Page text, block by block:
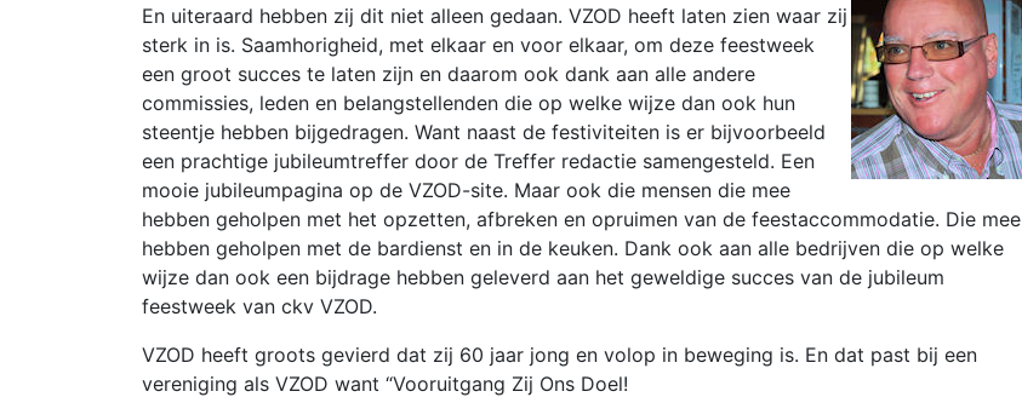
En uiteraard hebben zij dit niet alleen gedaan. VZOD heeft laten zien waar zij
sterk in is. Saamhorigheid, met elkaar en voor elkaar, om deze feestweek
een groot succes te laten zijn en daarom ook dank aan alle andere
commissies, leden en belangstellenden die op welke wijze dan ook hun
steentje hebben bijgedragen. Want naast de festiviteiten is er bijvoorbeeld
een prachtige jubileumtreffer door de Treffer redactie samengesteld. Een
mooie jubileumpagina op de VZOD-site. Maar ook die mensen die mee
hebben geholpen met het opzetten, afbreken en opruimen van de feestaccommodatie. Die mee
hebben geholpen met de bardienst en in de keuken. Dank ook aan alle bedrijven die op welke
wijze dan ook een bijdrage hebben geleverd aan het geweldige succes van de jubileum
feestweek van ckv VZOD.
VZOD heeft groots gevierd dat zij 60 jaar jong en volop in beweging is. En dat past bij een
vereniging als VZOD want “Vooruitgang Zij Ons Doel!